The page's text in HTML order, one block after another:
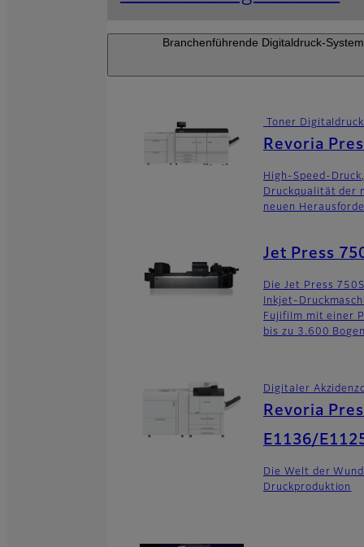
Branchenführende Digitaldruck-
Toner Digitaldruck
Revoria
High-Speed-
Druckqualität der
neuen
Jet Press
Die Jet Press
Inkjet-
Fujifilm mit einer
bis zu 3.600
Digitaler
Revoria
E1136/
Die Welt der
Druckproduktion